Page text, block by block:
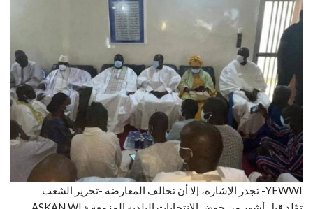
تجدر الإشارة، إلا أن تحالف المعارضة -تحرير الشعب -YEWWI